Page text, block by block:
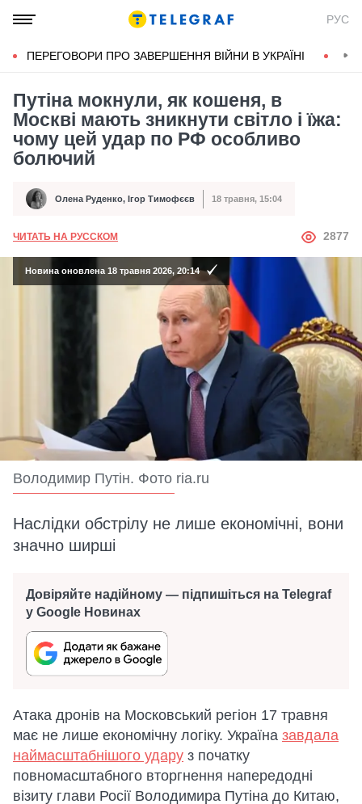
РУС
ПЕРЕГОВОРИ ПРО ЗАВЕРШЕННЯ ВІЙНИ В УКРАЇНІ
Путіна мокнули, як кошеня, в
Москві мають зникнути світло і їжа:
чому цей удар по РФ особливо
болючий
Автор Олена Руденко, Ігор Тимофєєв
Дата публікації 18 травня, 15:04
ЧИТАТЬ НА РУССКОМ АВТОР
2877
Новина оновлена 18 травня 2026, 20:14
Володимир Путін. Фото ria.ru
Наслідки обстрілу не лише економічні, вони
значно ширші
Довіряйте надійному — підпишіться на Telegraf
у Google Новинах
Атака дронів на Московський регіон 17 травня
має не лише економічну логіку. Україна завдала
наймасштабнішого удару з початку
повномасштабного вторгнення напередодні
візиту глави Росії Володимира Путіна до Китаю,